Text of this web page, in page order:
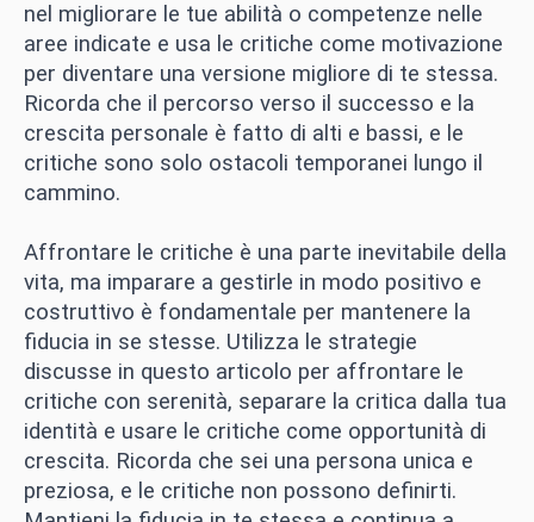
nel migliorare le tue abilità o competenze nelle
aree indicate e usa le critiche come motivazione
per diventare una versione migliore di te stessa.
Ricorda che il percorso verso il successo e la
crescita personale è fatto di alti e bassi, e le
critiche sono solo ostacoli temporanei lungo il
cammino.
Affrontare le critiche è una parte inevitabile della
vita, ma imparare a gestirle in modo positivo e
costruttivo è fondamentale per mantenere la
fiducia in se stesse. Utilizza le strategie
discusse in questo articolo per affrontare le
critiche con serenità, separare la critica dalla tua
identità e usare le critiche come opportunità di
crescita. Ricorda che sei una persona unica e
preziosa, e le critiche non possono definirti.